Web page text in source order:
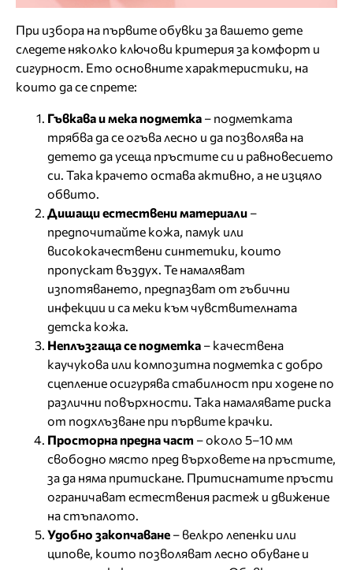
При избора на първите обувки за вашето дете
следете няколко ключови критерия за комфорт и
сигурност. Ето основните характеристики, на
които да се спрете:
Гъвкава и мека подметка – подметката
трябва да се огъва лесно и да позволява на
детето да усеща пръстите си и равновесието
си. Така крачето остава активно, а не изцяло
обвито.
Дишащи естествени материали –
предпочитайте кожа, памук или
висококачествени синтетики, които
пропускат въздух. Те намаляват
изпотяването, предпазват от гъбични
инфекции и са меки към чувствителната
детска кожа.
Неплъзгаща се подметка – качествена
каучукова или композитна подметка с добро
сцепление осигурява стабилност при ходене по
различни повърхности. Така намалявате риска
от подхлъзване при първите крачки.
Просторна предна част – около 5–10 мм
свободно място пред върховете на пръстите,
за да няма притискане. Притиснатите пръсти
ограничават естествения растеж и движение
на стъпалото.
Удобно закопчаване – велкро лепенки или
ципове, които позволяват лесно обуване и